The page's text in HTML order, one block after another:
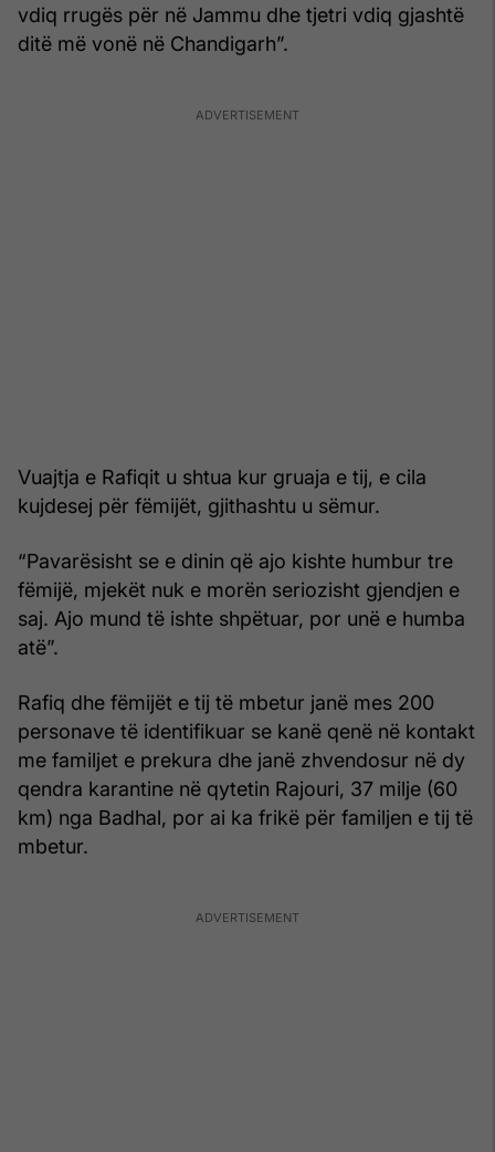
vdiq rrugës për në Jammu dhe tjetri vdiq gjashtë
ditë më vonë në Chandigarh”.
Vuajtja e Rafiqit u shtua kur gruaja e tij, e cila
kujdesej për fëmijët, gjithashtu u sëmur.
“Pavarësisht se e dinin që ajo kishte humbur tre
fëmijë, mjekët nuk e morën seriozisht gjendjen e
saj. Ajo mund të ishte shpëtuar, por unë e humba
atë”.
Rafiq dhe fëmijët e tij të mbetur janë mes 200
personave të identifikuar se kanë qenë në kontakt
me familjet e prekura dhe janë zhvendosur në dy
qendra karantine në qytetin Rajouri, 37 milje (60
km) nga Badhal, por ai ka frikë për familjen e tij të
mbetur.